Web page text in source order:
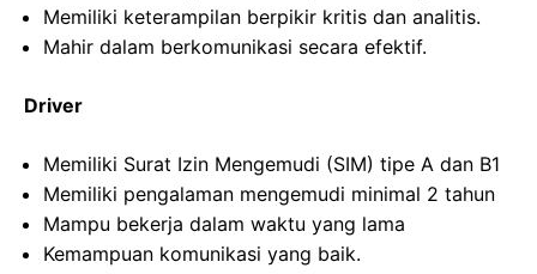
Memiliki keterampilan berpikir kritis dan analitis.
Mahir dalam berkomunikasi secara efektif.
Driver
Memiliki Surat Izin Mengemudi (SIM) tipe A dan B1
Memiliki pengalaman mengemudi minimal 2 tahun
Mampu bekerja dalam waktu yang lama
Kemampuan komunikasi yang baik.